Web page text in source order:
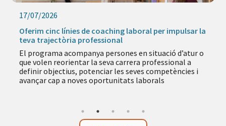
17/07/2026
Oferim cinc línies de coaching laboral per impulsar la
teva trajectòria professional
El programa acompanya persones en situació d’atur o
que volen reorientar la seva carrera professional a
definir objectius, potenciar les seves competències i
avançar cap a noves oportunitats laborals